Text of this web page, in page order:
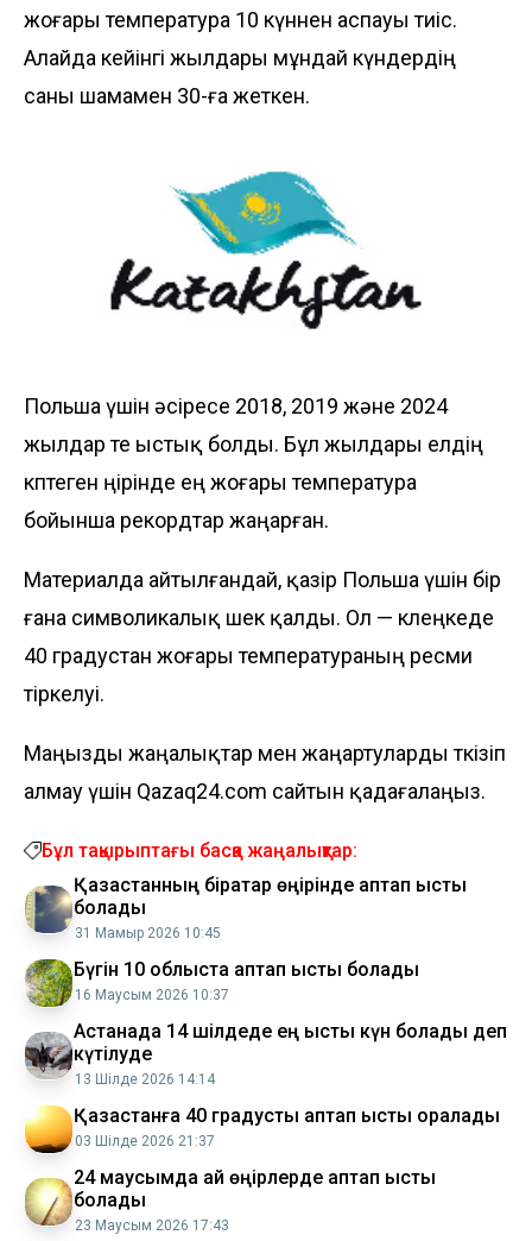
жоғары температура 10 күннен аспауы тиіс.
Алайда кейінгі жылдары мұндай күндердің
саны шамамен 30-ға жеткен.
Польша үшін әсіресе 2018, 2019 және 2024
жылдар өте ыстық болды. Бұл жылдары елдің
көптеген өңірінде ең жоғары температура
бойынша рекордтар жаңарған.
Материалда айтылғандай, қазір Польша үшін бір
ғана символикалық шек қалды. Ол — көлеңкеде
40 градустан жоғары температураның ресми
тіркелуі.
Маңызды жаңалықтар мен жаңартуларды өткізіп
алмау үшін Qazaq24.com сайтын қадағалаңыз.
Бұл тақырыптағы басқа жаңалықтар:
Қазақстанның бірқатар өңірінде аптап ыстық
болады
31 Мамыр 2026 10:45
Бүгін 10 облыста аптап ыстық болады
16 Маусым 2026 10:37
Астанада 14 шілдеде ең ыстық күн болады деп
күтілуде
13 Шілде 2026 14:14
Қазақстанға 40 градустық аптап ыстық оралады
03 Шілде 2026 21:37
24 маусымда қай өңірлерде аптап ыстық
болады
23 Маусым 2026 17:43